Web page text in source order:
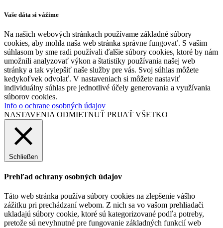
Vaše dáta si vážime
Na našich webových stránkach používame základné súbory
cookies, aby mohla naša web stránka správne fungovať. S vašim
súhlasom by sme radi používali ďalšie súbory cookies, ktoré by nám
umožnili analyzovať výkon a štatistiky používania našej web
stránky a tak vylepšiť naše služby pre vás. Svoj súhlas môžete
kedykoľvek odvolať. V nastaveniach si môžete nastaviť
individuálny súhlas pre jednotlivé účely generovania a využívania
súborov cookies.
Info o ochrane osobných údajov
NASTAVENIA ODMIETNUŤ PRIJAŤ VŠETKO
Schließen
Prehľad ochrany osobných údajov
Táto web stránka používa súbory cookies na zlepšenie vášho
zážitku pri prechádzaní webom. Z nich sa vo vašom prehliadači
ukladajú súbory cookie, ktoré sú kategorizované podľa potreby,
pretože sú nevyhnutné pre fungovanie základných funkcií web